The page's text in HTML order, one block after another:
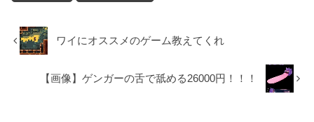
ワイにオススメのゲーム教えてくれ
【画像】ゲンガーの舌で舐める26000円！！！